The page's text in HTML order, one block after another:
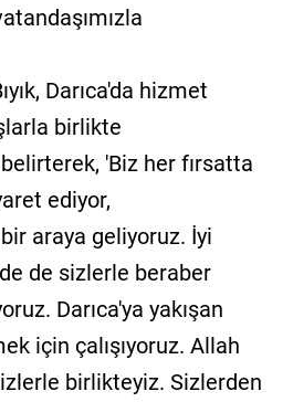
Darıca'da hizmet
birlikte
'Biz her fırsatta
ediyor,
araya geliyoruz. İyi
de sizlerle beraber
Darıca'ya yakışan
için çalışıyoruz. Allah
birlikteyiz. Sizlerden